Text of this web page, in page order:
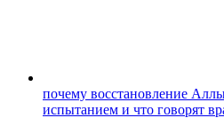
почему восстановление
испытанием и что говорят